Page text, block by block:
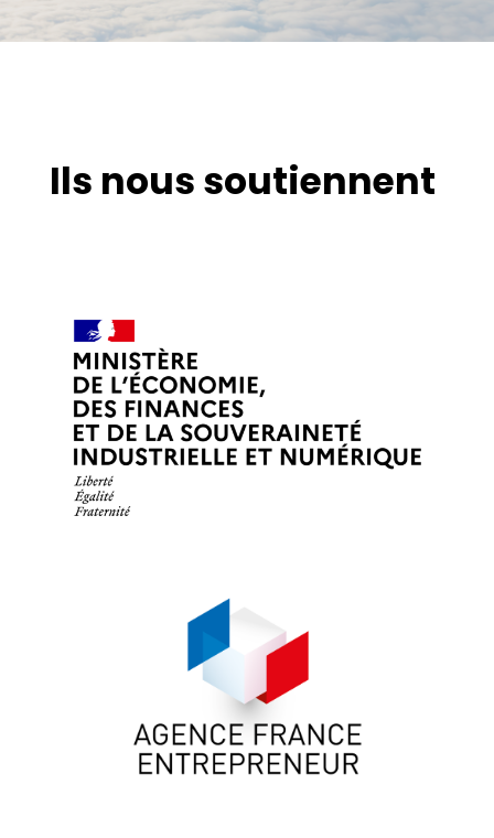
Ils nous soutiennent